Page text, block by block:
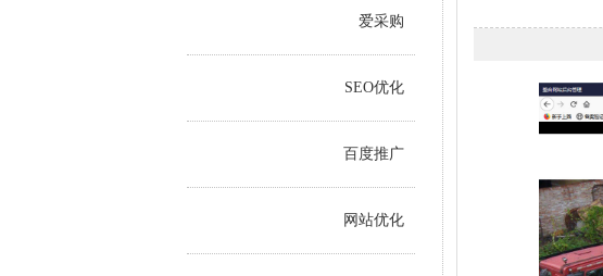
爱采购
SEO优化
百度推广
网站优化